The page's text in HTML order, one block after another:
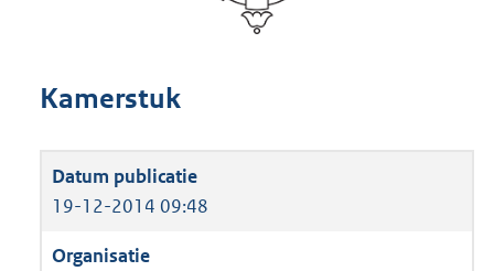
Kamerstuk
19-12-2014 09:48